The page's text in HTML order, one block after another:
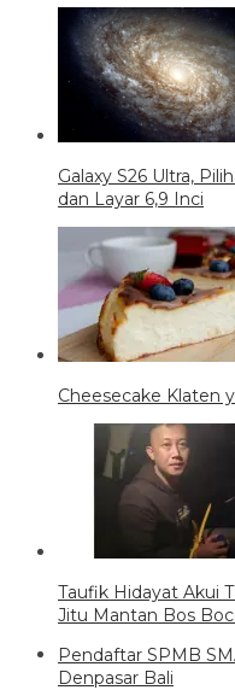
Galaxy S26 Ultra,
dan Layar 6,9 Inci
Cheesecake Klaten
Taufik Hidayat Akui
Jitu Mantan Bos
Pendaftar SPMB
Denpasar Bali